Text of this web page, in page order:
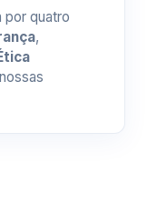
por quatro
,